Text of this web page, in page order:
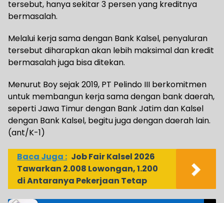
tersebut, hanya sekitar 3 persen yang kreditnya
bermasalah.
Melalui kerja sama dengan Bank Kalsel, penyaluran
tersebut diharapkan akan lebih maksimal dan kredit
bermasalah juga bisa ditekan.
Menurut Boy sejak 2019, PT Pelindo III berkomitmen
untuk membangun kerja sama dengan bank daerah,
seperti Jawa Timur dengan Bank Jatim dan Kalsel
dengan Bank Kalsel, begitu juga dengan daerah lain.
(ant/K-1)
Baca Juga : Job Fair Kalsel 2026
Tawarkan 2.008 Lowongan, 1.200
di Antaranya Pekerjaan Tetap